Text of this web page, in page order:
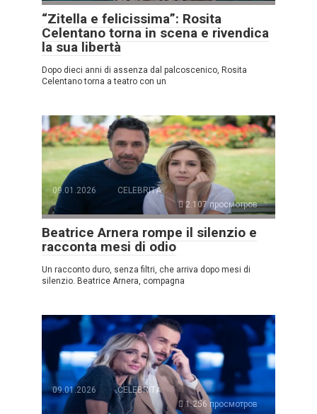
“Zitella e felicissima”: Rosita
Celentano torna in scena e rivendica
la sua libertà
Dopo dieci anni di assenza dal palcoscenico, Rosita
Celentano torna a teatro con un
09.01.2026
CELEBRITÀ
2.107 просмотров
Beatrice Arnera rompe il silenzio e
racconta mesi di odio
Un racconto duro, senza filtri, che arriva dopo mesi di
silenzio. Beatrice Arnera, compagna
09.01.2026
CELEBRITÀ
1.256 просмотров